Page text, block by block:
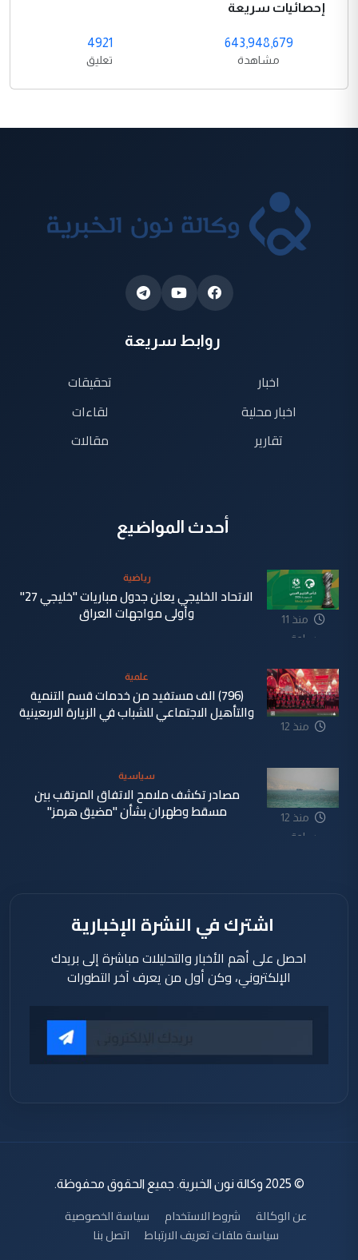
إحصائيات سريعة
643,948,679
مشاهدة
4921
تعليق
روابط سريعة
اخبار
اخبار محلية
تقارير
تحقيقات
لقاءات
مقالات
أحدث المواضيع
منذ 11
ساعة
رياضية
الاتحاد الخليجي يعلن جدول مباريات "خليجي 27"
وأولى مواجهات العراق
منذ 12
علمية
(796) الف مستفيد من خدمات قسم التنمية
والتأهيل الاجتماعي للشباب في الزيارة الاربعينية
منذ 12
ساعة
سياسية
مصادر تكشف ملامح الاتفاق المرتقب بين
مسقط وطهران بشأن "مضيق هرمز"
اشترك في النشرة الإخبارية
احصل على أهم الأخبار والتحليلات مباشرة إلى بريدك
الإلكتروني، وكن أول من يعرف آخر التطورات
© 2025 وكالة نون الخبرية. جميع الحقوق محفوظة.
عن الوكالة شروط الاستخدام
سياسة الخصوصية
سياسة ملفات تعريف الارتباط
اتصل بنا